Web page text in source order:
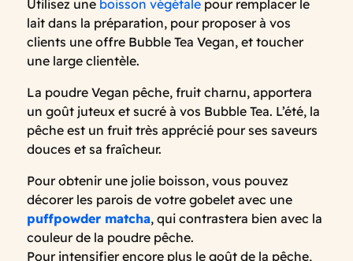
Utilisez une boisson végétale pour remplacer le
lait dans la préparation, pour proposer à vos
clients une offre Bubble Tea Vegan, et toucher
une large clientèle.
La poudre Vegan pêche, fruit charnu, apportera
un goût juteux et sucré à vos Bubble Tea. L’été, la
pêche est un fruit très apprécié pour ses saveurs
douces et sa fraîcheur.
Pour obtenir une jolie boisson, vous pouvez
décorer les parois de votre gobelet avec une
puffpowder matcha, qui contrastera bien avec la
couleur de la poudre pêche.
Pour intensifier encore plus le goût de la pêche,